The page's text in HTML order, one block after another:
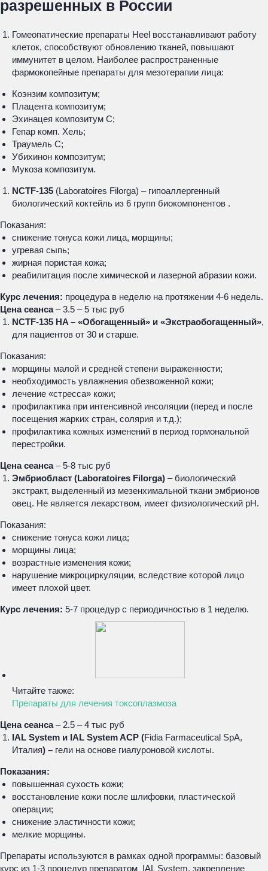
разрешенных в России
Гомеопатические препараты Heel восстанавливают работу
клеток, способствуют обновлению тканей, повышают
иммунитет в целом. Наиболее распространенные
фармокопейные препараты для мезотерапии лица:
Коэнзим композитум;
Плацента композитум;
Эхинацея композитум С;
Гепар комп. Хель;
Траумель С;
Убихинон композитум;
Мукоза композитум.
NCTF-135 (Laboratoires Filorga) – гипоаллергенный
биологический коктейль из 6 групп биокомпонентов .
Показания:
снижение тонуса кожи лица, морщины;
угревая сыпь;
жирная пористая кожа;
реабилитация после химической и лазерной абразии кожи.
Курс лечения: процедура в неделю на протяжении 4-6 недель.
Цена сеанса– 3.5 – 5 тыс руб
NCTF-135 HA – «Обогащенный» и «Экстраобогащенный»,
для пациентов от 30 и старше.
Показания:
морщины малой и средней степени выраженности;
необходимость увлажнения обезвоженной кожи;
лечение «стресса» кожи;
профилактика при интенсивной инсоляции (перед и после
посещения жарких стран, солярия и т.д.);
профилактика кожных изменений в период гормональной
перестройки.
Цена сеанса– 5-8 тыс руб
Эмбриобласт (Laboratoires Filorga) – биологический
экстракт, выделенный из мезенхимальной ткани эмбрионов
овец. Не является лекарством, имеет физиологический pH.
Показания:
снижение тонуса кожи лица;
морщины лица;
возрастные изменения кожи;
нарушение микроциркуляции, вследствие которой лицо
имеет плохой цвет.
Курс лечения: 5-7 процедур с периодичностью в 1 неделю.
Читайте также:
Препараты для лечения токсоплазмоза
Цена сеанса– 2.5 – 4 тыс руб
IAL System и IAL System ACP (Fidia Farmaceutical SрA,
Италия) – гели на основе гиалуроновой кислоты.
Показания:
повышенная сухость кожи;
восстановление кожи после шлифовки, пластической
операции;
снижение эластичности кожи;
мелкие морщины.
Препараты используются в рамках одной программы: базовый
курс из 1-3 процедур препаратом IAL System, закрепление